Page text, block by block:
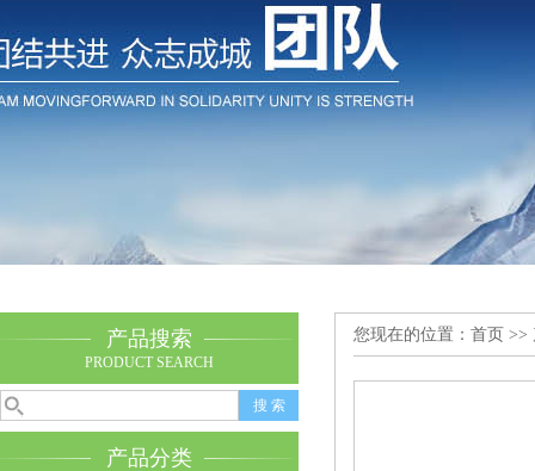
产品搜索
PRODUCT SEARCH
产品分类
您现在的位置： 首页 >>